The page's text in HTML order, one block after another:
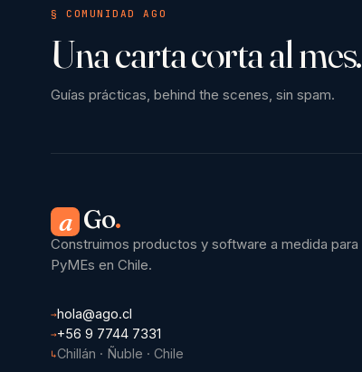
§ COMUNIDAD AGO
Una carta corta al mes.
Guías prácticas, behind the scenes, sin spam.
a Go.
Construimos productos y software a medida para
PyMEs en Chile.
→hola@ago.cl
→+56 9 7744 7331
↳Chillán · Ñuble · Chile